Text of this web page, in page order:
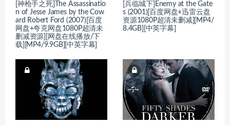
[神枪手之死]The Assassinatio
n of Jesse James by the Cow
ard Robert Ford (2007)[百度
网盘+夸克网盘1080P超清未
删减资源][网盘在线播放/下
载][MP4/9.9GB][中英字幕]
[兵临城下]Enemy at the Gate
s (2001)[百度网盘+迅雷云盘
资源1080P超清未删减][MP4/
8.4GB][中英字幕]